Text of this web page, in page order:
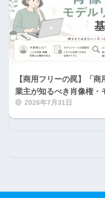
【商用フリーの罠】「
業主が知るべき肖像権・
2026年7月31日